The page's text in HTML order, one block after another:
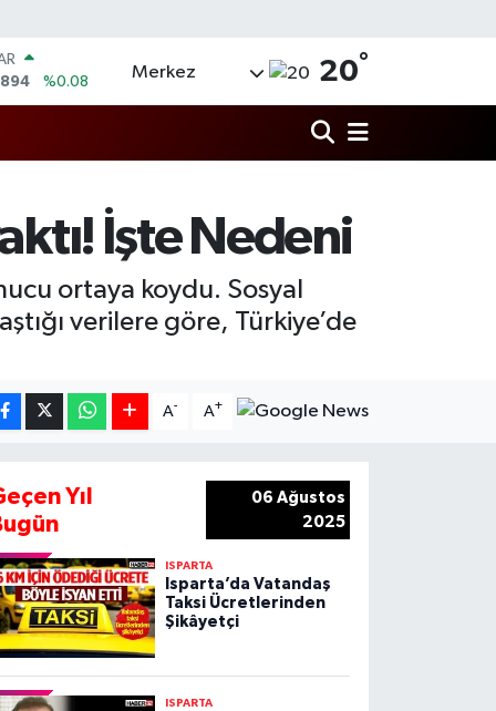
%11
%1.32
Merkez 20°
İşte Nedeni
ortaya koydu. Sosyal
verilere göre, Türkiye’de
A- A+
Yıl
06 Ağustos
2025
ISPARTA
Isparta’da Vatandaş
Taksi Ücretlerinden
Şikâyetçi
ISPARTA